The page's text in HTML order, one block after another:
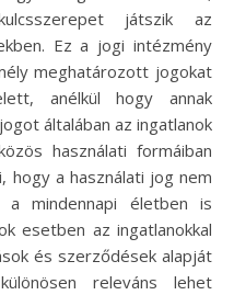
játszik az
Ez a jogi intézmény
meghatározott jogokat
anélkül hogy annak
általában az ingatlanok
használati formáiban
hogy a használati jog nem
a mindennapi életben is
esetben az ingatlanokkal
és szerződések alapját
releváns lehet